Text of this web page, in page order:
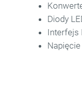
Diody
Interfejs
Napięcie